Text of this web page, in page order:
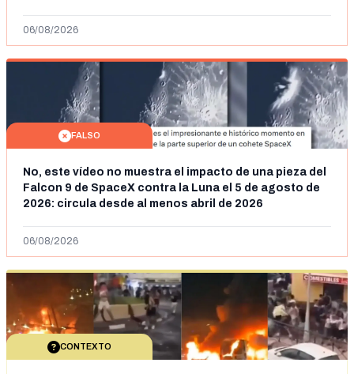
06/08/2026
FALSO
No, este vídeo no muestra el impacto de una pieza del
Falcon 9 de SpaceX contra la Luna el 5 de agosto de
2026: circula desde al menos abril de 2026
06/08/2026
CONTEXTO